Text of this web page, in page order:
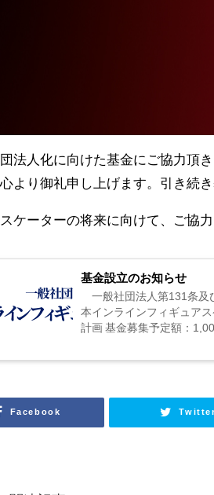
法人化に向けた基金にご協力頂
より御礼申し上げます。引き続
ケーターの将来に向けて、ご協
基金設立のお知らせ
一般社団法人第131条及
本インラインフィギュア
計画 基金募集予定額：
Facebook